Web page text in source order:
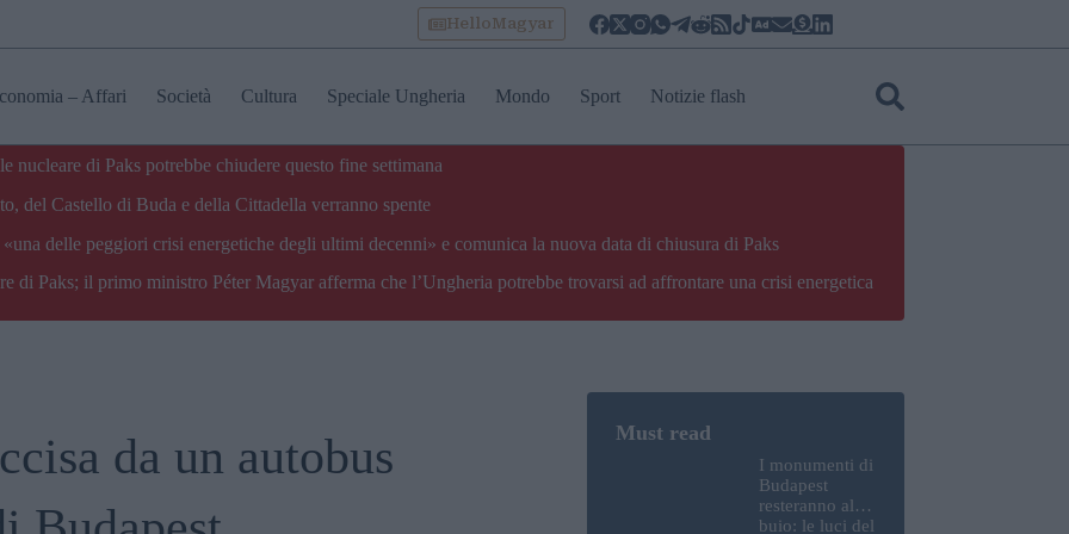
HelloMagyar
– Affari Società Cultura Speciale Ungheria Mondo Sport Notizie flash
nucleare di Paks potrebbe chiudere questo fine settimana
del Castello di Buda e della Cittadella verranno spente
delle peggiori crisi energetiche degli ultimi decenni» e comunica la nuova data di chiusura di Paks
di Paks; il primo ministro Péter Magyar afferma che l’Ungheria potrebbe trovarsi ad affrontare una crisi energetica
da un autobus
I monumenti di
Budapest
resteranno al
buio: le luci del